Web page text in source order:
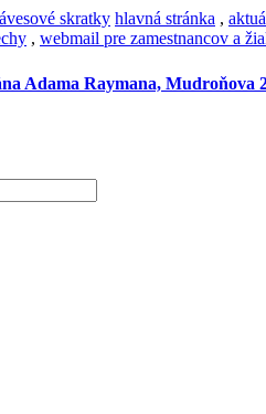
skratky hlavná stránka ,
, webmail pre zamestnancov a